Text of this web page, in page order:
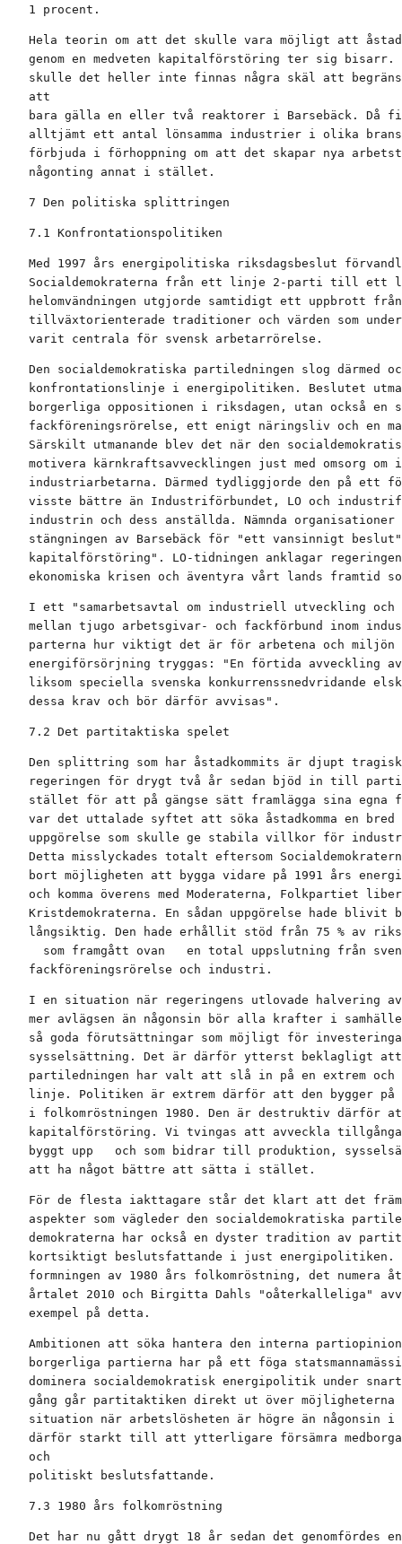
1 procent.
Hela teorin om att det skulle vara möjligt att
genom en medveten kapitalförstöring ter sig bisarr.
skulle det heller inte finnas några skäl att
att
bara gälla en eller två reaktorer i Barsebäck. Då
alltjämt ett antal lönsamma industrier i olika
förbjuda i förhoppning om att det skapar nya
någonting annat i stället.
7 Den politiska splittringen
7.1 Konfrontationspolitiken
Med 1997 års energipolitiska riksdagsbeslut
Socialdemokraterna från ett linje 2-parti till ett
helomvändningen utgjorde samtidigt ett uppbrott
tillväxtorienterade traditioner och värden som
varit centrala för svensk arbetarrörelse.
Den socialdemokratiska partiledningen slog därmed
konfrontationslinje i energipolitiken. Beslutet
borgerliga oppositionen i riksdagen, utan också en
fackföreningsrörelse, ett enigt näringsliv och en
Särskilt utmanande blev det när den
motivera kärnkraftsavvecklingen just med omsorg om
industriarbetarna. Därmed tydliggjorde den på ett
visste bättre än Industriförbundet, LO och
industrin och dess anställda. Nämnda
stängningen av Barsebäck för "ett vansinnigt
kapitalförstöring". LO-tidningen anklagar
ekonomiska krisen och äventyra vårt lands framtid
I ett "samarbetsavtal om industriell utveckling och
mellan tjugo arbetsgivar- och fackförbund inom
parterna hur viktigt det är för arbetena och miljön
energiförsörjning tryggas: "En förtida avveckling
liksom speciella svenska konkurrenssnedvridande
dessa krav och bör därför avvisas".
7.2 Det partitaktiska spelet
Den splittring som har åstadkommits är djupt
regeringen för drygt två år sedan bjöd in till
stället för att på gängse sätt framlägga sina
var det uttalade syftet att söka åstadkomma en
uppgörelse som skulle ge stabila villkor för
Detta misslyckades totalt eftersom
bort möjligheten att bygga vidare på 1991 års
och komma överens med Moderaterna, Folkpartiet
Kristdemokraterna. En sådan uppgörelse hade blivit
långsiktig. Den hade erhållit stöd från 75 % av
som framgått ovan   en total uppslutning från
fackföreningsrörelse och industri.
I en situation när regeringens utlovade halvering
mer avlägsen än någonsin bör alla krafter i
så goda förutsättningar som möjligt för
sysselsättning. Det är därför ytterst beklagligt att
partiledningen har valt att slå in på en extrem
linje. Politiken är extrem därför att den bygger på
i folkomröstningen 1980. Den är destruktiv därför
kapitalförstöring. Vi tvingas att avveckla
byggt upp   och som bidrar till produktion,
att ha något bättre att sätta i stället.
För de flesta iakttagare står det klart att det
aspekter som vägleder den socialdemokratiska
demokraterna har också en dyster tradition av
kortsiktigt beslutsfattande i just energipolitiken.
formningen av 1980 års folkomröstning, det numera
årtalet 2010 och Birgitta Dahls "oåterkalleliga"
exempel på detta.
Ambitionen att söka hantera den interna
borgerliga partierna har på ett föga
dominera socialdemokratisk energipolitik under
gång går partitaktiken direkt ut över möjligheterna
situation när arbetslösheten är högre än någonsin i
därför starkt till att ytterligare försämra
och
politiskt beslutsfattande.
7.3 1980 års folkomröstning
Det har nu gått drygt 18 år sedan det genomfördes